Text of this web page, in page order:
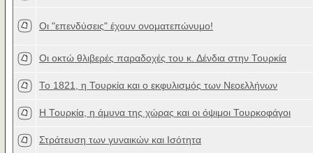
Οι "επενδύσεις" έχουν ονοματεπώνυμο!
Οι οκτώ θλιβερές παραδοχές του κ. Δένδια στην Τουρκία
Το 1821, η Τουρκία και ο εκφυλισμός των Νεοελλήνων
Η Τουρκία, η άμυνα της χώρας και οι όψιμοι Τουρκοφάγοι
Στράτευση των γυναικών και Ισότητα